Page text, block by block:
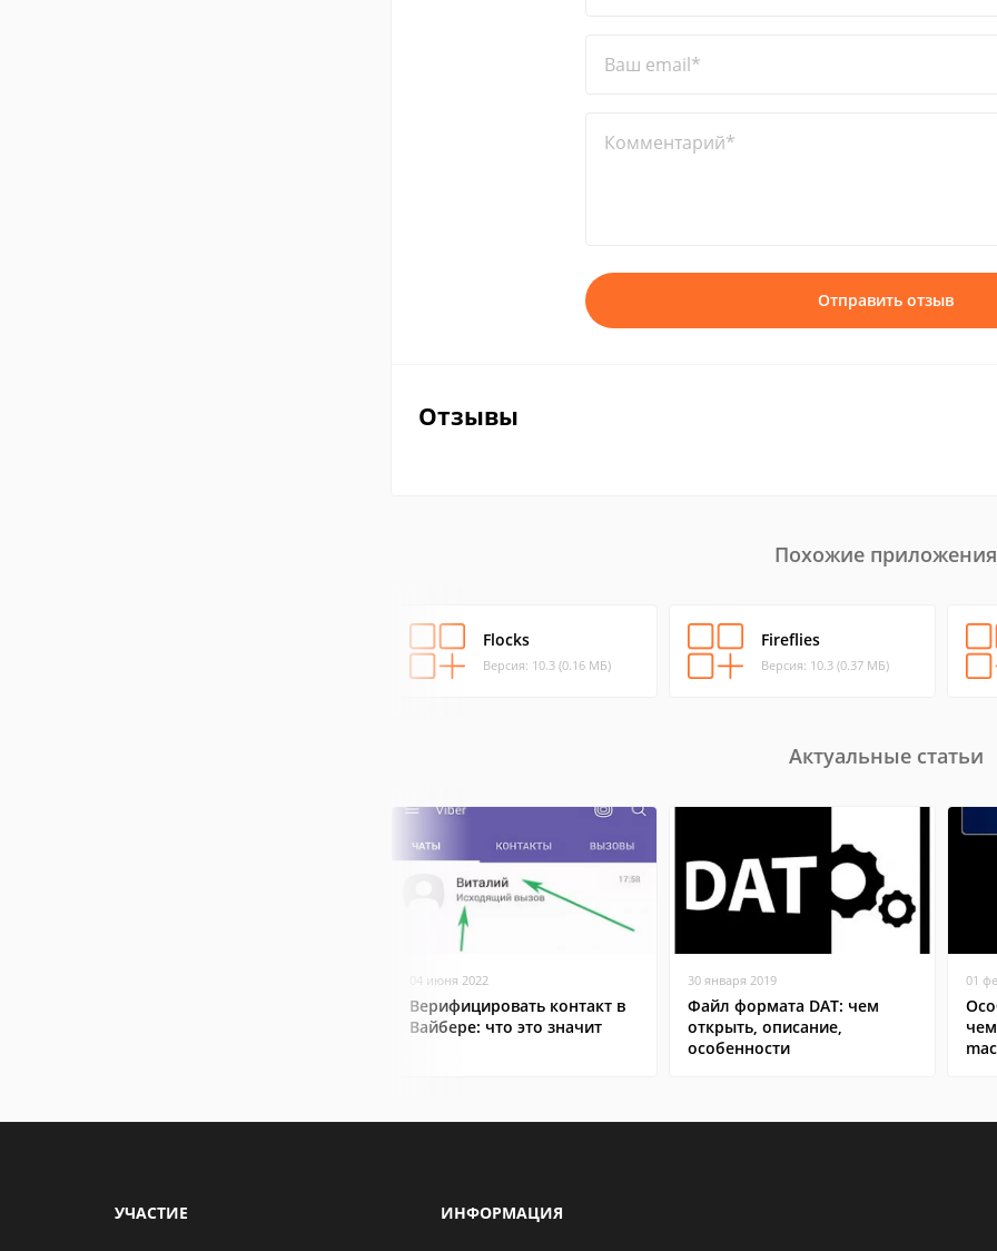
Ваш email*
Комментарий*
Отправить отзыв
Отзывы
Похожие приложения
Flocks
Версия: 10.3 (0.16 МБ)
Fireflies
Версия: 10.3 (0.37 МБ)
Актуальные статьи
04 июня 2022
Верифицировать контакт в
Вайбере: что это значит
30 января 2019
Файл формата DAT: чем
открыть, описание,
особенности
01
УЧАСТИЕ ИНФОРМАЦИЯ